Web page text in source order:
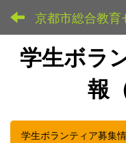
京都市総合教育
学生ボラ
報
学生ボランティア募集